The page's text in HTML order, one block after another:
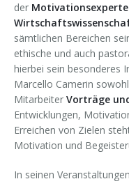
der Motivationsexperte
sämtlichen Bereichen
ethische und auch
hierbei sein besonderes
Marcello Camerin
Mitarbeiter Vorträge
Entwicklungen,
Erreichen von Zielen
Motivation und
In seinen